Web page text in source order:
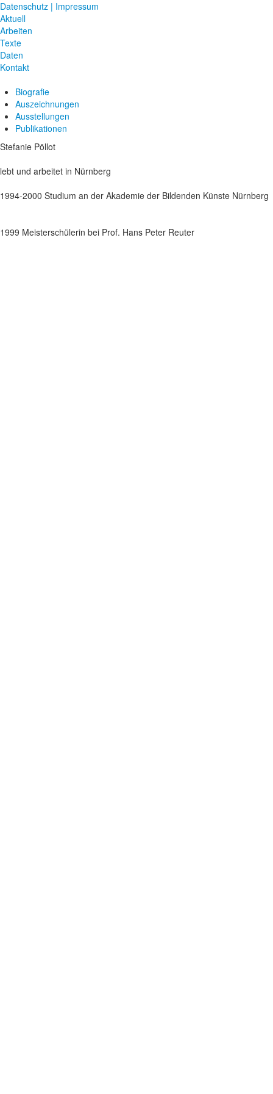
Datenschutz | Impressum
Aktuell
Arbeiten
Texte
Daten
Kontakt
Biografie
Auszeichnungen
Ausstellungen
Publikationen
Stefanie Pöllot
lebt und arbeitet in Nürnberg
1994-2000 Studium an der Akademie der Bildenden Künste Nürnberg
1999 Meisterschülerin bei Prof. Hans Peter Reuter